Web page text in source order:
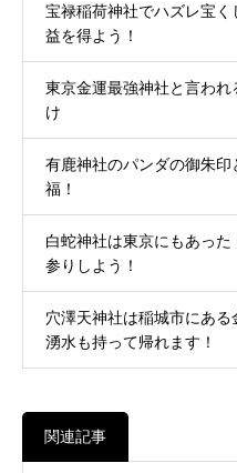
宝禄稲荷神社でハズレ宝く
益を得よう！
東京金運最強神社と言わ
け
有鹿神社のパンダの御朱
福！
白蛇神社は東京にもあっ
参りしよう！
穴澤天神社は稲城市にある
湧水も持って帰れます！
関連記事